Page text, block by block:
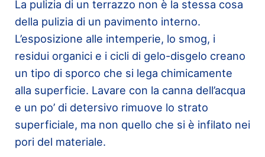
La pulizia di un terrazzo non è la stessa cosa
della pulizia di un pavimento interno.
L’esposizione alle intemperie, lo smog, i
residui organici e i cicli di gelo-disgelo creano
un tipo di sporco che si lega chimicamente
alla superficie. Lavare con la canna dell’acqua
e un po’ di detersivo rimuove lo strato
superficiale, ma non quello che si è infilato nei
pori del materiale.